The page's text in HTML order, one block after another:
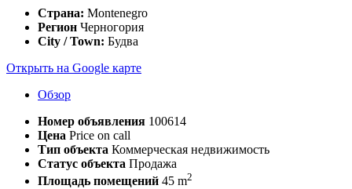
Страна: Montenegro
Регион Черногория
City / Town: Будва
Открыть на Google карте
Обзор
Номер объявления 100614
Цена Price on call
Тип объекта Коммерческая недвижимость
Статус объекта Продажа
Площадь помещений 45 m2